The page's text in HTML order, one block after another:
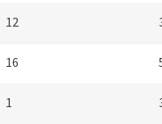
12
16
1